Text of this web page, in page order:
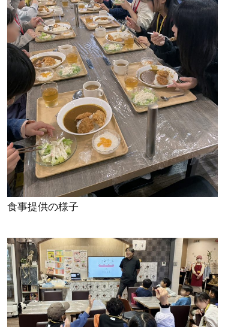
食事提供の様子